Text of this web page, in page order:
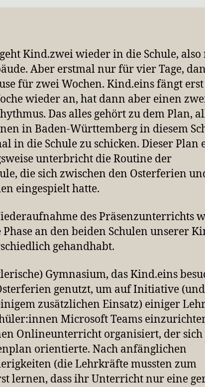
Kind.zwei wieder in die Schule,
Aber erstmal nur für vier Tage,
für zwei Wochen. Kind.eins fängt erst
wieder an, hat dann aber einen
Das alles gehört zu dem Plan,
in Baden-Württemberg in diesem
in die Schule zu schicken. Dieser Plan
unterbricht die Routine der
die sich zwischen den Osterferien
eingespielt hatte.
des Präsenzunterrichts
Phase an den beiden Schulen unserer
gehandhabt.
Gymnasium, das Kind.eins
genutzt, um auf Initiative
zusätzlichen Einsatz) einiger
Microsoft Teams
Onlineunterricht organisiert, der sich
orientierte. Nach anfänglichen
(die Lehrkräfte mussten zum
lernen, dass ihr Unterricht nur eine